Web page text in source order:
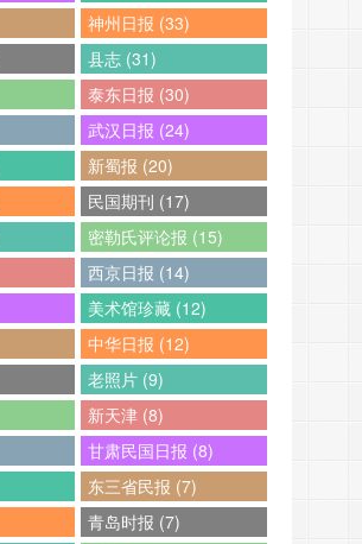
神州日报 (33)
县志 (31)
泰东日报 (30)
武汉日报 (24)
新蜀报 (20)
民国期刊 (17)
密勒氏评论报 (15)
西京日报 (14)
美术馆珍藏 (12)
中华日报 (12)
老照片 (9)
新天津 (8)
甘肃民国日报 (8)
东三省民报 (7)
青岛时报 (7)